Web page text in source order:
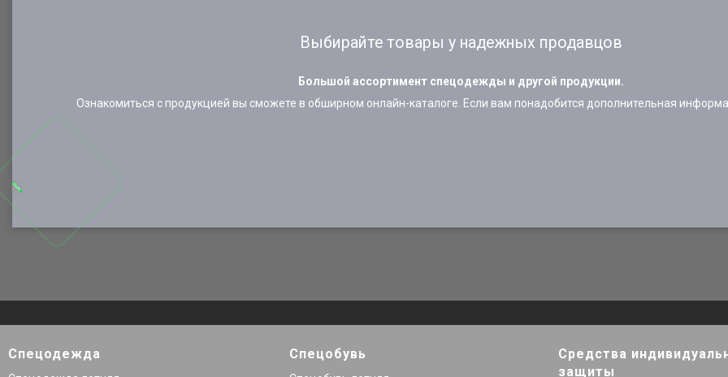
Выбирайте товары у надежных продавцов
Большой ассортимент спецодежды и другой продукции.
Ознакомиться с продукцией вы сможете в обширном онлайн-каталоге. Если вам понадобится дополнительная
Спецодежда Спецобувь
Средства
защиты